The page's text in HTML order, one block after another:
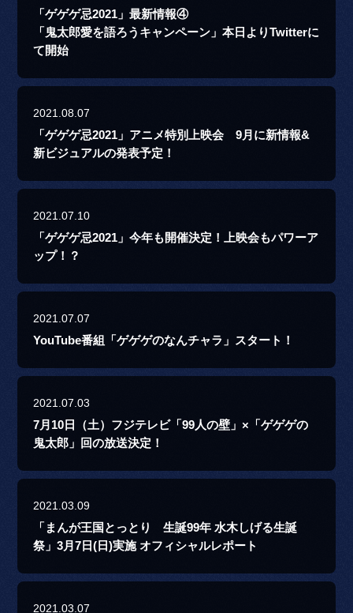
「ゲゲゲ忌2021」最新情報④
「鬼太郎愛を語ろうキャンペーン」本日よりTwitterに
て開始
2021.08.07
「ゲゲゲ忌2021」アニメ特別上映会 9月に新情報&
新ビジュアルの発表予定！
2021.07.10
「ゲゲゲ忌2021」今年も開催決定！上映会もパワーア
ップ！？
2021.07.07
YouTube番組「ゲゲゲのなんチャラ」スタート！
2021.07.03
7月10日（土）フジテレビ「99人の壁」×「ゲゲゲの
鬼太郎」回の放送決定！
2021.03.09
「まんが王国とっとり 生誕99年 水木しげる生誕
祭」3月7日(日)実施 オフィシャルレポート
2021.03.07